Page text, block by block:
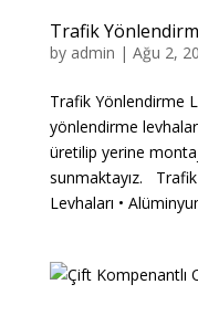
Trafik
by admin | Ağu 2,
Trafik Yönlendirme
yönlendirme
üretilip yerine
sunmaktayız. Trafik
Levhaları •